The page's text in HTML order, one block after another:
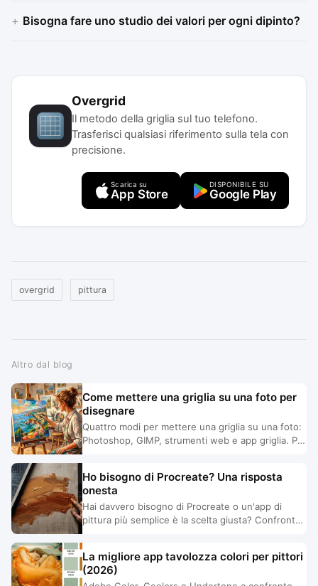
Bisogna fare uno studio dei valori per ogni dipinto?
Overgrid
Il metodo della griglia sul tuo telefono.
Trasferisci qualsiasi riferimento sulla tela con
precisione.
Scarica su
App Store
DISPONIBILE SU
Google Play
overgrid pittura
Altro dal blog
Come mettere una griglia su una foto per
disegnare
Quattro modi per mettere una griglia su una foto:
Photoshop, GIMP, strumenti web e app griglia. Più
Ho bisogno di Procreate? Una risposta
onesta
Hai davvero bisogno di Procreate o un'app di
pittura più semplice è la scelta giusta? Confronto
La migliore app tavolozza colori per pittori
(2026)